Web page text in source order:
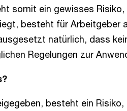
somit ein gewisses
besteht für Arbeitgeber
natürlich, dass
Regelungen zur
besteht ein